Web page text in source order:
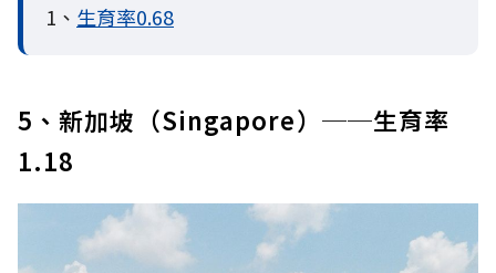
1、 生育率0.68
5、新加坡（Singapore）──生育率
1.18